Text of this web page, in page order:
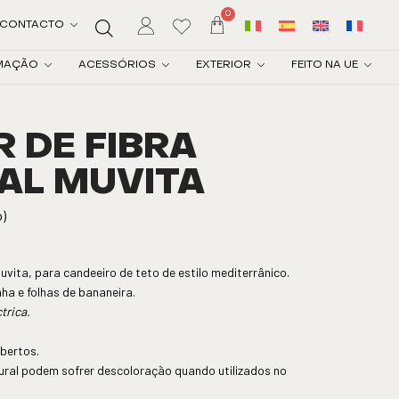
CONTACTO
0
ACESSÓRIOS EXTERIOR FEITO NA UE
DE FIBRA
MUVITA
para candeeiro de teto de estilo mediterrânico.
e folhas de bananeira.
podem sofrer descoloração quando utilizados no